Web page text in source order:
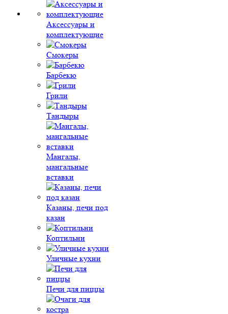
Аксессуары и
комплектующие
Смокеры
Барбекю
Грили
Тандыры
Мангалы,
мангальные
вставки
Казаны, печи под
казан
Коптильни
Уличные кухни
Печи для пиццы